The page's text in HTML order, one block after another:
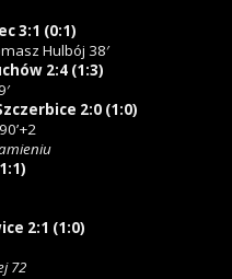
3:1 (0:1)
Hulbój 38′
2:4 (1:3)
2:0 (1:0)
2:1 (1:0)
72